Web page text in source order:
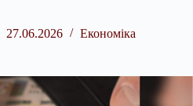
27.06.2026 Економіка